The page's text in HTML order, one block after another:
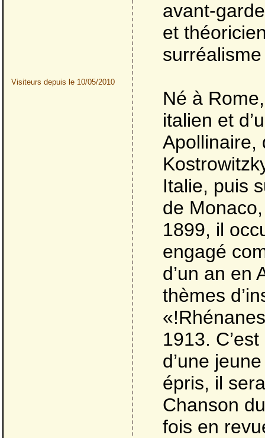
Visiteurs depuis le 10/05/2010
avant-
et
Né à
italien et
Apollinaire,
Italie, puis
de
1899, il
engagé
d’un an en
thèmes
1913.
d’une
épris, il
Chanson
fois en